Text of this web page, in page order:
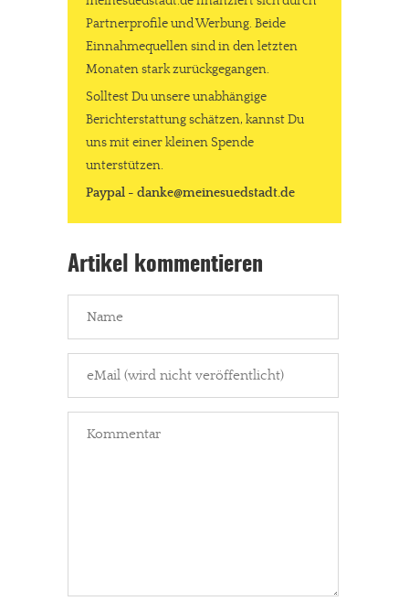
Partnerprofile und Werbung. Beide
Einnahmequellen sind in den letzten
Monaten stark zurückgegangen.
Solltest Du unsere unabhängige
Berichterstattung schätzen, kannst Du
uns mit einer kleinen Spende
unterstützen.
Paypal - danke@meinesuedstadt.de
Artikel kommentieren